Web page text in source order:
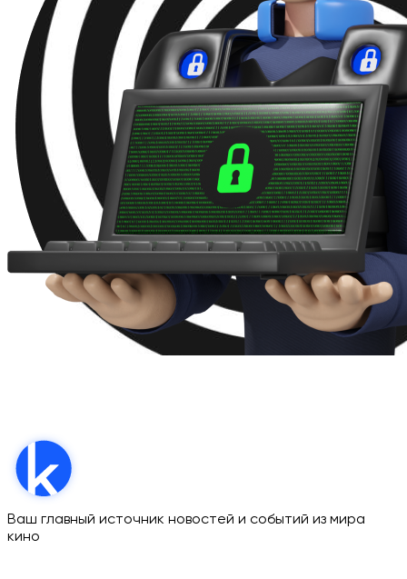
Ваш главный источник новостей и событий из мира
кино